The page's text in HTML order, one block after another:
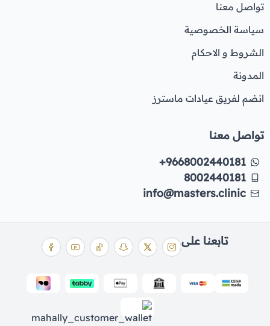
تواصل معنا
سياسة الخصوصية
الشروط و الاحكام
المدونة
انضم لفريق عيادات ماسترز
تواصل معنا
+9668002440181
8002440181
info@masters.clinic
تابعنا على